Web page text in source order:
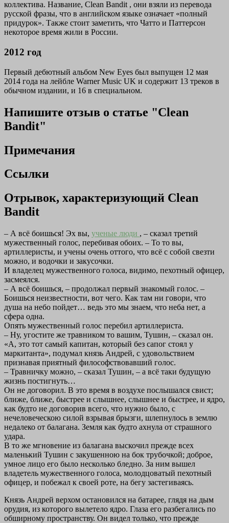
коллектива. Название, Clean Bandit , они взяли из перевода
русской фразы, что в английском языке означает «полный
придурок». Также стоит заметить, что Чатто и Паттерсон
некоторое время жили в России.
2012 год
Первый дебютный альбом New Eyes был выпущен 12 мая
2014 года на лейбле Warner Music UK и содержит 13 треков в
обычном издании, и 16 в специальном.
Напишите отзыв о статье "Clean
Bandit"
Примечания
Ссылки
Отрывок, характеризующий Clean
Bandit
– А всё боишься! Эх вы, ученые люди , – сказал третий
мужественный голос, перебивая обоих. – То то вы,
артиллеристы, и учены очень оттого, что всё с собой свезти
можно, и водочки и закусочки.
И владелец мужественного голоса, видимо, пехотный офицер,
засмеялся.
– А всё боишься, – продолжал первый знакомый голос. –
Боишься неизвестности, вот чего. Как там ни говори, что
душа на небо пойдет… ведь это мы знаем, что неба нет, a
сфера одна.
Опять мужественный голос перебил артиллериста.
– Ну, угостите же травником то вашим, Тушин, – сказал он.
«А, это тот самый капитан, который без сапог стоял у
маркитанта», подумал князь Андрей, с удовольствием
признавая приятный философствовавший голос.
– Травничку можно, – сказал Тушин, – а всё таки будущую
жизнь постигнуть…
Он не договорил. В это время в воздухе послышался свист;
ближе, ближе, быстрее и слышнее, слышнее и быстрее, и ядро,
как будто не договорив всего, что нужно было, с
нечеловеческою силой взрывая брызги, шлепнулось в землю
недалеко от балагана. Земля как будто ахнула от страшного
удара.
В то же мгновение из балагана выскочил прежде всех
маленький Тушин с закушенною на бок трубочкой; доброе,
умное лицо его было несколько бледно. За ним вышел
владетель мужественного голоса, молодцоватый пехотный
офицер, и побежал к своей роте, на бегу застегиваясь.
Князь Андрей верхом остановился на батарее, глядя на дым
орудия, из которого вылетело ядро. Глаза его разбегались по
обширному пространству. Он видел только, что прежде